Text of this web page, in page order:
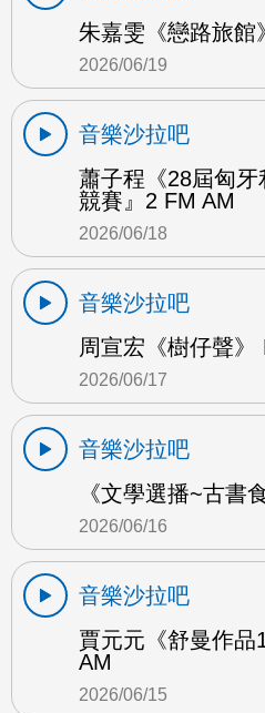
朱嘉雯《戀路旅館
2026/06/19
音樂沙拉吧
蕭子程《28屆匈
競賽』2 FM AM
2026/06/18
音樂沙拉吧
周宣宏《樹仔聲》
2026/06/17
音樂沙拉吧
《文學選播~古書
2026/06/16
音樂沙拉吧
賈元元《舒曼作品
AM
2026/06/15